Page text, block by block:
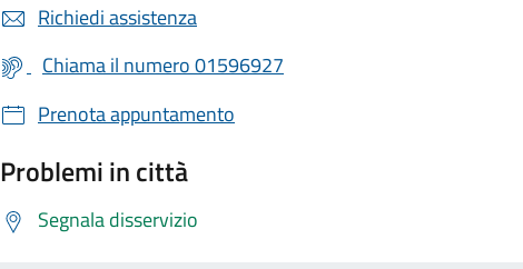
Richiedi assistenza
Chiama il numero 01596927
Prenota appuntamento
Problemi in città
Segnala disservizio